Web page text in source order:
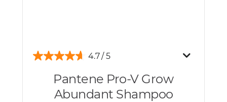
4.7
Pantene Pro-V Grow
Abundant Shampoo